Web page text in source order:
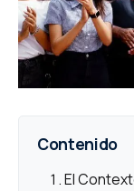
Contenido
El